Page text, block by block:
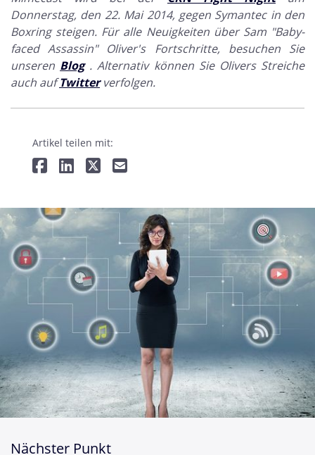
Donnerstag, den 22. Mai 2014, gegen Symantec in den
Boxring steigen. Für alle Neuigkeiten über Sam "Baby-
faced Assassin" Oliver's Fortschritte, besuchen Sie
unseren Blog . Alternativ können Sie Olivers Streiche
auch aufTwitter verfolgen.
Artikel teilen mit:
Nächster Punkt